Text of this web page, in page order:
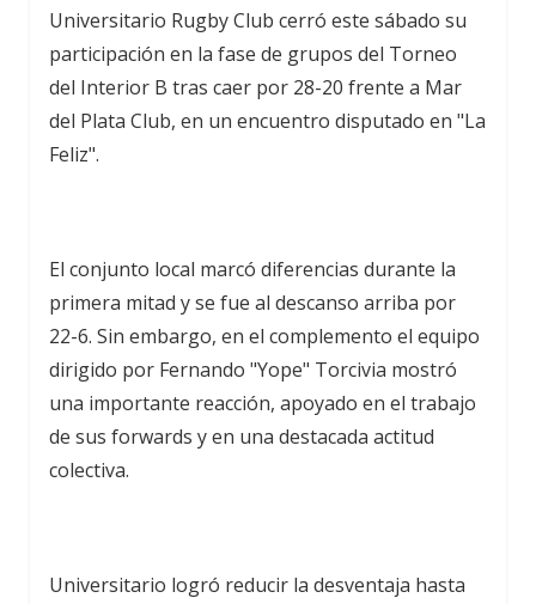
Universitario Rugby Club cerró este sábado su
participación en la fase de grupos del Torneo
del Interior B tras caer por 28-20 frente a Mar
del Plata Club, en un encuentro disputado en "La
Feliz".
El conjunto local marcó diferencias durante la
primera mitad y se fue al descanso arriba por
22-6. Sin embargo, en el complemento el equipo
dirigido por Fernando "Yope" Torcivia mostró
una importante reacción, apoyado en el trabajo
de sus forwards y en una destacada actitud
colectiva.
Universitario logró reducir la desventaja hasta